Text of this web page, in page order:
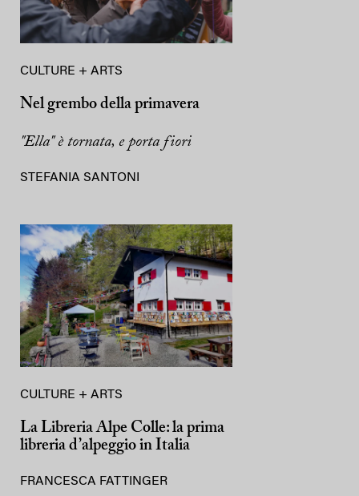
CULTURE + ARTS
Nel grembo della primavera
"Ella" è tornata, e porta fiori
STEFANIA SANTONI
CULTURE + ARTS
La Libreria Alpe Colle: la prima
libreria d’alpeggio in Italia
FRANCESCA FATTINGER